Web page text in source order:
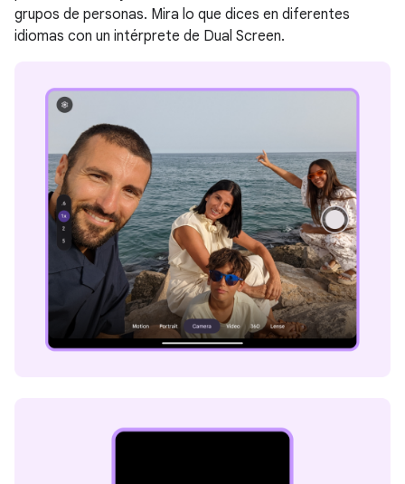
grupos de personas. Mira lo que dices en diferentes
idiomas con un intérprete de Dual Screen.